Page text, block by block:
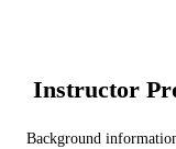
Instructor
Background